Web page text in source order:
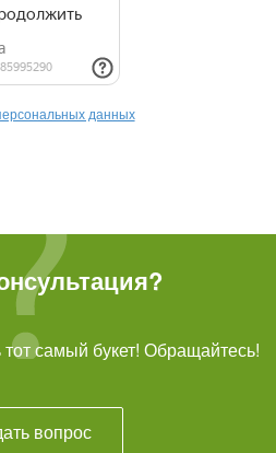
данных
самый букет! Обращайтесь!
вопрос